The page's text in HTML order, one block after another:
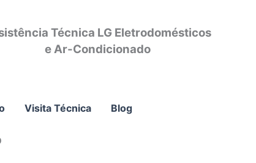
Técnica LG Eletrodomésticos
e Ar-Condicionado
Visita Técnica Blog